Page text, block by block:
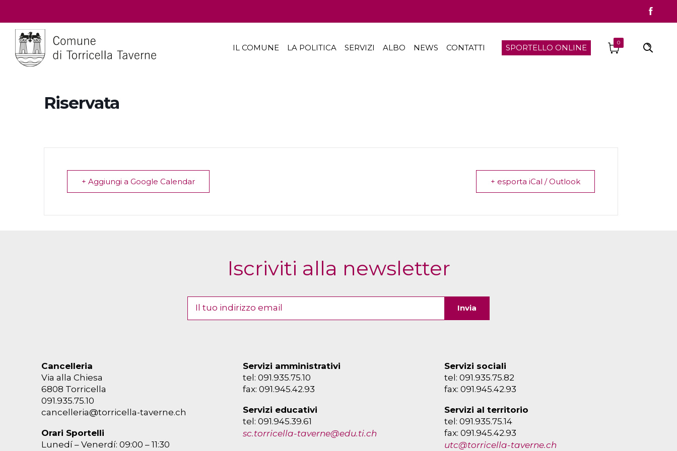
0
IL COMUNE LA POLITICA SERVIZI ALBO NEWS CONTATTI SPORTELLO ONLINE
Riservata
+ Aggiungi a Google Calendar + esporta iCal / Outlook
Iscriviti alla newsletter
Cancelleria
Via alla Chiesa
6808 Torricella
091.935.75.10
cancelleria@torricella-taverne.ch
Orari Sportelli
Lunedí – Venerdí: 09:00 – 11:30
Servizi amministrativi
tel: 091.935.75.10
fax: 091.945.42.93
Servizi educativi
tel: 091.945.39.61
sc.torricella-taverne@edu.ti.ch
Servizi sociali
tel: 091.935.75.82
fax: 091.945.42.93
Servizi al territorio
tel: 091.935.75.14
fax: 091.945.42.93
utc@torricella-taverne.ch